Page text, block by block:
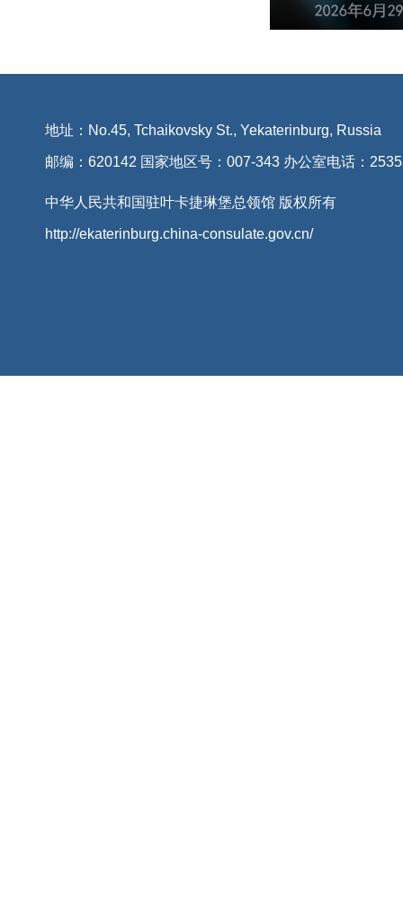
地址：No.45, Tchaikovsky St., Yekaterinburg, Russia
邮编：620142 国家地区号：007-343 办公室电话：
中华人民共和国驻叶卡捷琳堡总领馆 版权所有
http://ekaterinburg.china-consulate.gov.cn/